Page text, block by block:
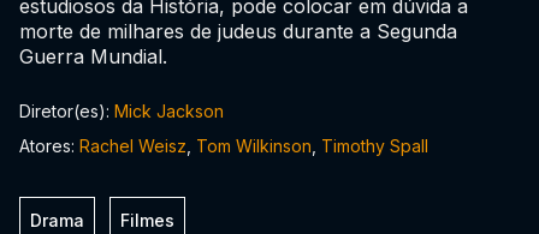
estudiosos da História, pode colocar em dúvida a
morte de milhares de judeus durante a Segunda
Guerra Mundial.
Diretor(es): Mick Jackson
Atores: Rachel Weisz Tom Wilkinson Timothy Spall
Drama Filmes